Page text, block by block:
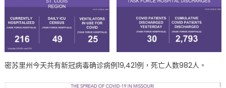
密苏里州今天共有新冠病毒确诊病例19,421例，死亡人数982人。